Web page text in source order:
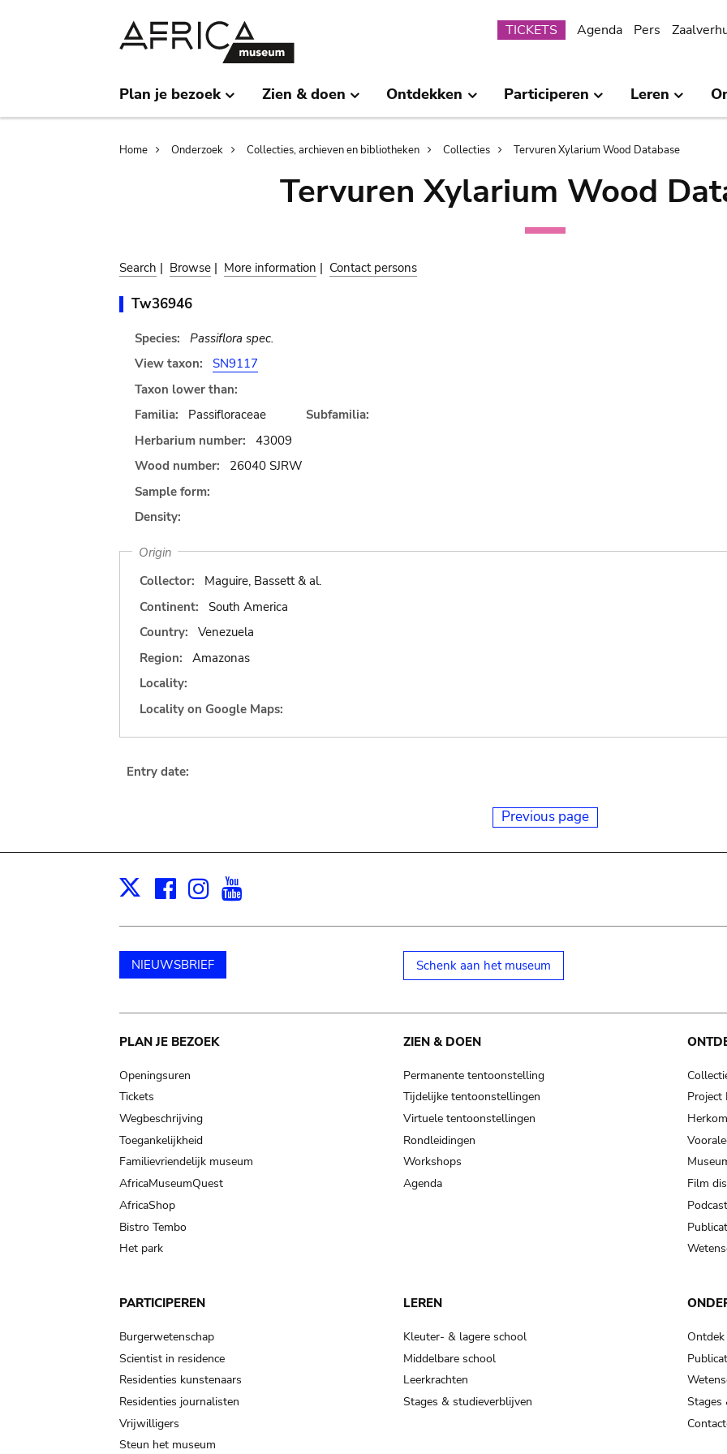
Submenu
TICKETS Agenda Pers
Plan je bezoek Zien & doen Ontdekken Participeren Leren
Breadcrumb
Home Onderzoek Collecties, archieven en bibliotheken Collecties Tervuren Xylarium Wood Database
Tervuren Xylarium Wood
Search | Browse | More information | Contact persons
Tw36946
Species:
Passiflora spec.
View taxon:
SN9117
Taxon lower than:
Familia:
Passifloraceae
Subfamilia:
Herbarium number:
43009
Wood number:
26040 SJRW
Sample form:
Density:
Origin
Collector:
Maguire, Bassett & al.
Continent:
South America
Country:
Venezuela
Region:
Amazonas
Locality:
Locality on Google Maps:
Entry date:
Previous page
X Facebook
Instagram
NIEUWSBRIEF Schenk aan het museum
Main
navigation
PLAN JE BEZOEK
Openingsuren
Tickets
Wegbeschrijving
Toegankelijkheid
Familievriendelijk museum
AfricaMuseumQuest
AfricaShop
Bistro Tembo
Het park
ZIEN & DOEN
Permanente tentoonstelling
Tijdelijke tentoonstellingen
Virtuele tentoonstellingen
Rondleidingen
Workshops
Agenda
Project
Film
PARTICIPEREN
Burgerwetenschap
Scientist in residence
Residenties kunstenaars
Residenties journalisten
Vrijwilligers
Steun het museum
LEREN
Kleuter- & lagere school
Middelbare school
Leerkrachten
Stages & studieverblijven
Stages